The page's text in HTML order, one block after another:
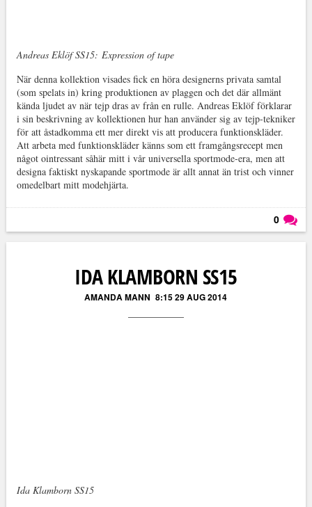
Andreas Eklöf SS15: Expression of tape
När denna kollektion visades fick en höra designerns privata samtal
(som spelats in) kring produktionen av plaggen och det där allmänt
kända ljudet av när tejp dras av från en rulle. Andreas Eklöf förklarar
i sin beskrivning av kollektionen hur han använder sig av tejp-tekniker
för att åstadkomma ett mer direkt vis att producera funktionskläder.
Att arbeta med funktionskläder känns som ett framgångsrecept men
något ointressant såhär mitt i vår universella sportmode-era, men att
designa faktiskt nyskapande sportmode är allt annat än trist och vinner
omedelbart mitt modehjärta.
0
IDA KLAMBORN SS15
AMANDA MANN 8:15 29 AUG 2014
Ida Klamborn SS15